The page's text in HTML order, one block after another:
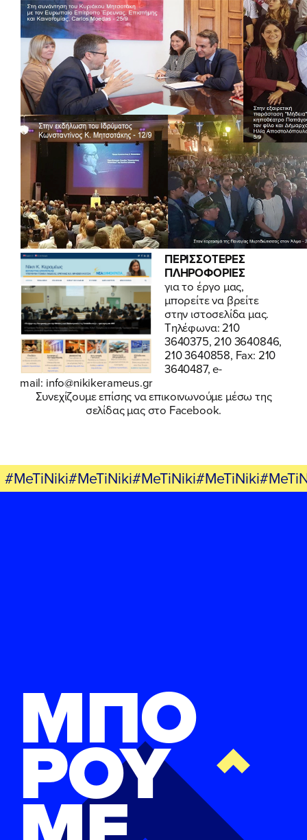
ΠΕΡΙΣΣΟΤΕΡΕΣ
ΠΛΗΡΟΦΟΡΙΕΣ
για το έργο μας,
μπορείτε να βρείτε
στην ιστοσελίδα μας.
Τηλέφωνα: 210
3640375, 210 3640846,
210 3640858, Fax: 210
3640487, e-
mail: info@nikikerameus.gr
Συνεχίζουμε επίσης να επικοινωνούμε μέσω της
σελίδας μας στο Facebook.
ΜΠΟ
ΡΟΥ